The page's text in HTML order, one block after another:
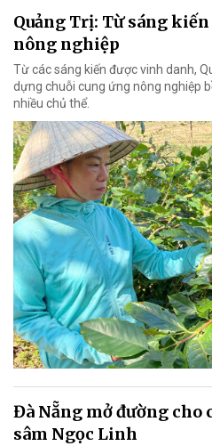
Quảng Trị: Từ sáng
nông nghiệp
Từ các sáng kiến được vinh danh,
dựng chuỗi cung ứng nông nghiệp
nhiều chủ thể.
Đà Nẵng mở đường cho
sâm Ngọc Linh